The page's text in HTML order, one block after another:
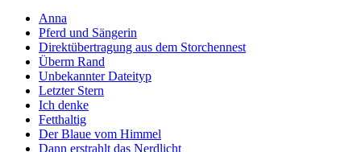
Anna
Pferd und Sängerin
Direktübertragung aus dem Storchennest
Überm Rand
Unbekannter Dateityp
Letzter Stern
Ich denke
Fetthaltig
Der Blaue vom Himmel
Dann erstrahlt das Nerdlicht